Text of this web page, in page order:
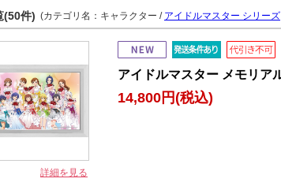
(50件) (カテゴリ名：キャラクター / アイドルマスター シリーズ
詳細を見る
アイドルマスター メモリア
14,800円(税込)